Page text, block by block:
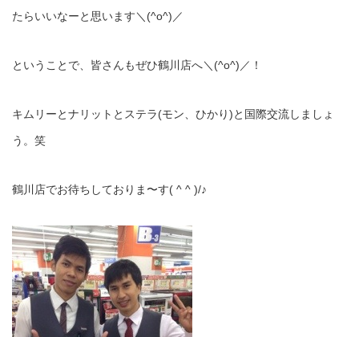
たらいいなーと思います＼(^o^)／
ということで、皆さんもぜひ鶴川店へ＼(^o^)／！
キムリーとナリットとステラ(モン、ひかり)と国際交流しましょ
う。笑
鶴川店でお待ちしておりま〜す( ^ ^ )/♪